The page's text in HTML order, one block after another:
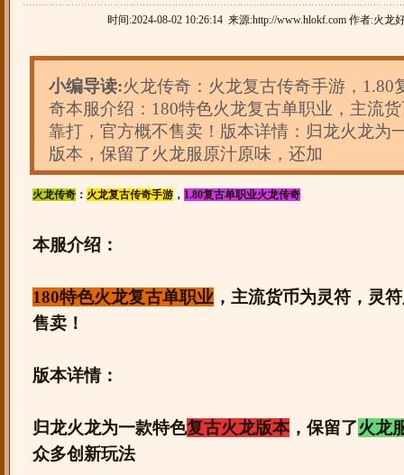
时间:2024-08-02 10:26:14 来源:http://www.hlokf.com 作者:火龙
小编导读:火龙传奇：火龙复古传奇手游，1.80
奇本服介绍：180特色火龙复古单职业，主流
靠打，官方概不售卖！版本详情：归龙火龙为
版本，保留了火龙服原汁原味，还加
火龙传奇： 火龙复古传奇手游， 1.80复古单职业火龙传奇
本服介绍：
180特色火龙复古单职业，主流货币为灵符，灵
售卖！
版本详情：
归龙火龙为一款特色复古火龙版本，保留了火龙
众多创新玩法